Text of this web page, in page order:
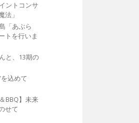
ントコンサ
法」
「あぶら
トを行いま
と、13期の
”を込めて
BBQ】未来
せて